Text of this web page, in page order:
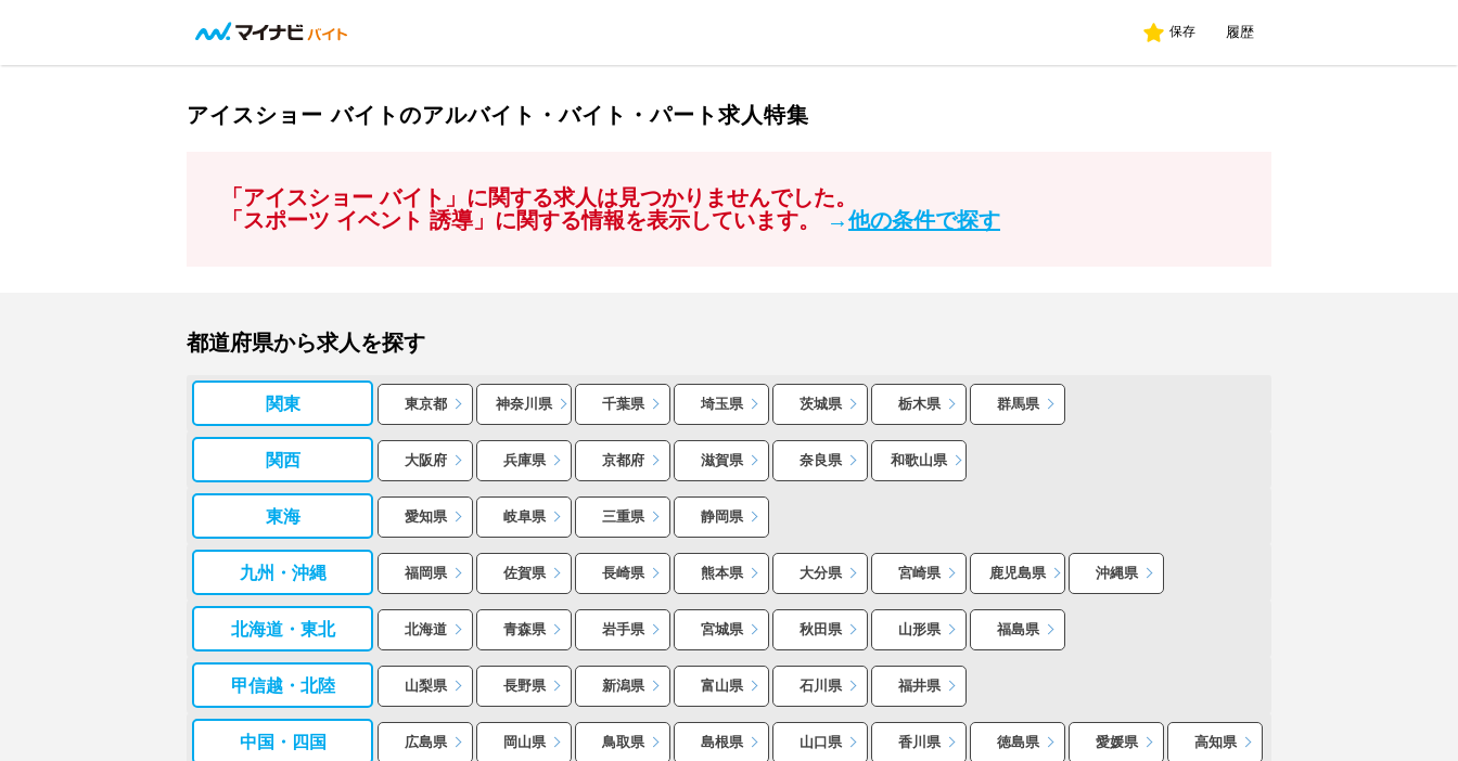
保存 履歴
アイスショー バイトのアルバイト・バイト・パート求人特集
「アイスショー バイト」に関する求人は見つかりませんでした。
「スポーツ イベント 誘導」に関する情報を表示しています。
→他の条件で探す
都道府県から求人を探す
関東 東京都 神奈川県 千葉県 埼玉県 茨城県 栃木県 群馬県
関西 大阪府 兵庫県 京都府 滋賀県 奈良県 和歌山県
東海 愛知県 岐阜県 三重県 静岡県
九州・沖縄 福岡県 佐賀県 長崎県 熊本県 大分県 宮崎県 鹿児島県 沖縄県
北海道・東北 北海道 青森県 岩手県 宮城県 秋田県 山形県 福島県
甲信越・北陸 山梨県 長野県 新潟県 富山県 石川県 福井県
中国・四国 広島県 岡山県 鳥取県 島根県 山口県 香川県 徳島県 愛媛県 高知県